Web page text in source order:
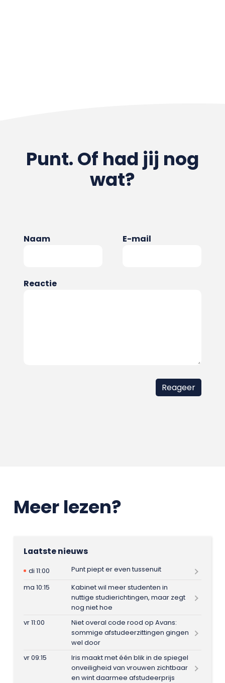
Punt. Of had jij nog
wat?
Naam E-mail
Reactie
Meer lezen?
Laatste nieuws
di 11:00
Punt piept er even tussenuit
ma 10:15
Kabinet wil meer studenten in
nuttige studierichtingen, maar zegt
nog niet hoe
vr 11:00
Niet overal code rood op Avans:
sommige afstudeerzittingen gingen
wel door
vr 09:15
Iris maakt met één blik in de spiegel
onveiligheid van vrouwen zichtbaar
en wint daarmee afstudeerprijs